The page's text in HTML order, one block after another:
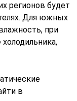
регионов будет
Для южных
при
в